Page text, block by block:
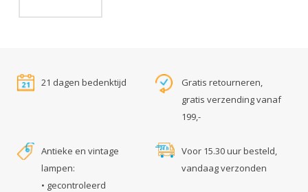
21 dagen bedenktijd
Gratis retourneren,
gratis verzending vanaf
199,-
Antieke en vintage
lampen:
• gecontroleerd
Voor 15.30 uur besteld,
vandaag verzonden